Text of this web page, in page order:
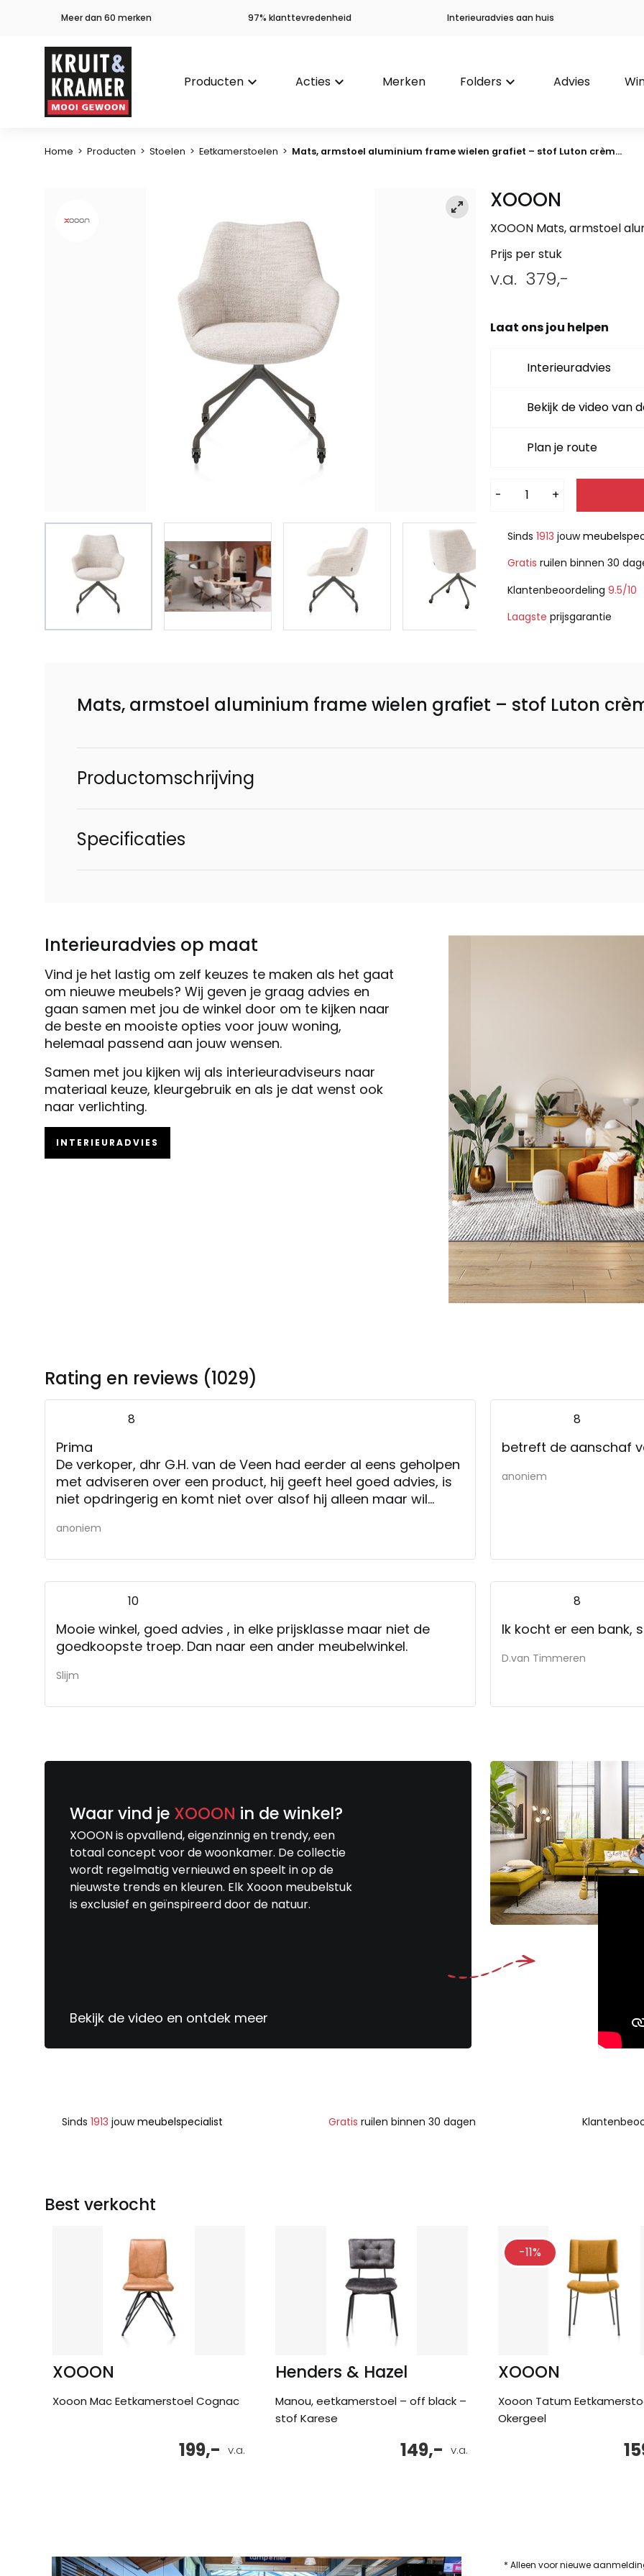
Meer dan 60 merken 97% klanttevredenheid Interieuradvies aan huis
Producten keyboard_arrow_down Acties keyboard_arrow_down Merken Folders keyboard_arrow_down Advies
Home > Producten > Stoelen > Eetkamerstoelen > Mats, armstoel aluminium frame wielen grafiet – stof Luton crèm...
XOOON
XOOON Mats, armstoel
Prijs per stuk
v.a. 379,-
Laat ons jou helpen
Interieuradvies
Bekijk de video van
Plan je route
- +
Alternative:
Sinds 1913 jouw
Gratis ruilen binnen 30
Klantenbeoordeling 9.5/10
Laagste prijsgarantie
Mats, armstoel aluminium frame wielen grafiet – stof Luton
Productomschrijving
Specificaties
Interieuradvies op maat
Vind je het lastig om zelf keuzes te maken als het gaat
om nieuwe meubels? Wij geven je graag advies en
gaan samen met jou de winkel door om te kijken naar
de beste en mooiste opties voor jouw woning,
helemaal passend aan jouw wensen.
Samen met jou kijken wij als interieuradviseurs naar
materiaal keuze, kleurgebruik en als je dat wenst ook
naar verlichting.
INTERIEURADVIES
Rating en reviews (1029)
8
Prima
De verkoper, dhr G.H. van de Veen had eerder al eens geholpen
met adviseren over een product, hij geeft heel goed advies, is
niet opdringerig en komt niet over alsof hij alleen maar wil
anoniem
8
betreft de aanschaf
anoniem
10
Mooie winkel, goed advies , in elke prijsklasse maar niet de
goedkoopste troep. Dan naar een ander meubelwinkel.
Slijm
8
Ik kocht er een bank,
D.van Timmeren
Waar vind je XOOON in de winkel?
XOOON is opvallend, eigenzinnig en trendy, een
totaal concept voor de woonkamer. De collectie
wordt regelmatig vernieuwd en speelt in op de
nieuwste trends en kleuren. Elk Xooon meubelstuk
is exclusief en geïnspireerd door de natuur.
Bekijk de video en ontdek meer
Sinds 1913 jouwmeubelspecialist Gratis ruilen binnen 30 dagen
Best verkocht
XOOON
Xooon Mac Eetkamerstoel Cognac
v.a.
199,-
Henders & Hazel
Manou, eetkamerstoel – off black –
stof Karese
v.a.
149,-
-11%
XOOON
Xooon Tatum
Okergeel
* Alleen voor nieuwe